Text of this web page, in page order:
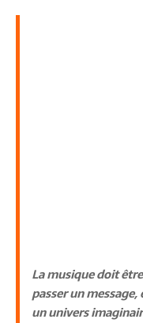
La musique doit
passer un
un univers